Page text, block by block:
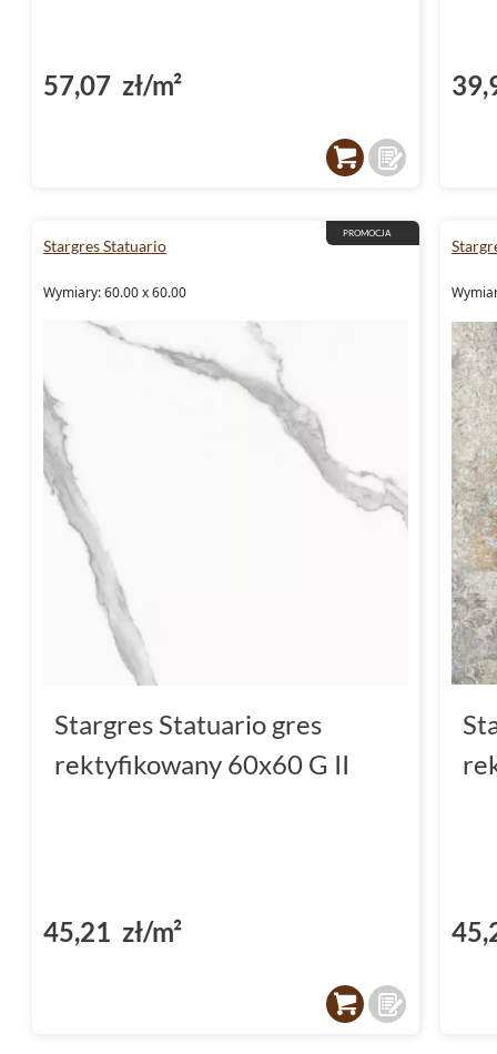
57,07 zł/m²
PROMOCJA
Stargres Statuario
Wymiary: 60.00 x 60.00
Stargres Statuario gres
rektyfikowany 60x60 G II
45,21 zł/m²